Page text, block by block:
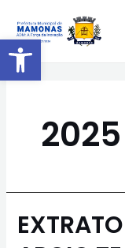
Barra de
2025